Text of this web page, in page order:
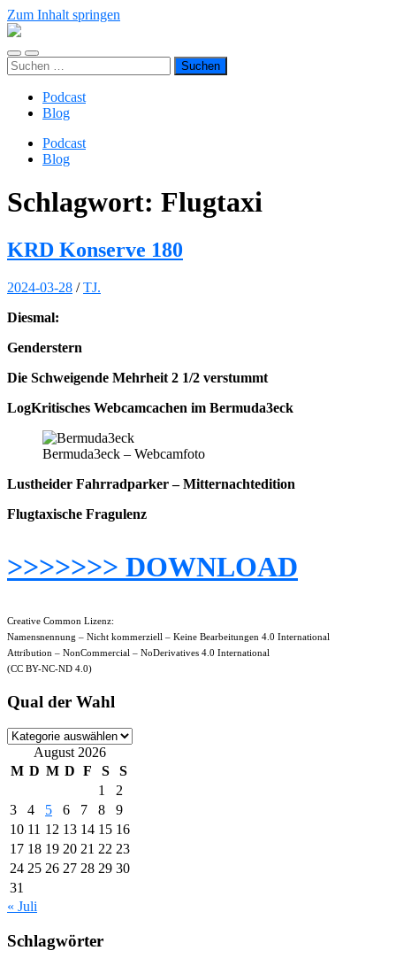
Zum Inhalt springen
TJ.s
Mobile-
Menü
Suchfeld
ein-/ausblenden
Suchen
nach:
Podcast
Blog
Podcast
Blog
Schlagwort: Flugtaxi
KRD Konserve 180
2024-03-28 /TJ.
Diesmal:
Genderstern
Die Schweigende Mehrheit 2 1/2 verstummt
LogKritisches Webcamcachen im Bermuda3eck
Bermuda3eck – Webcamfoto
Lustheider Fahrradparker – Mitternachtedition
Flugtaxische Fragulenz
>>>>>>> DOWNLOAD
Creative Common Lizenz:
Namensnennung – Nicht kommerziell – Keine Bearbeitungen 4.0 International
Attribution – NonCommercial – NoDerivatives 4.0 International
(CC BY-NC-ND 4.0)
Qual der Wahl
Qual
Wahl
August 2026
M D M D F S
S
1
2
3
4 5 6 7 8
9
10 11 12 13 14 15 16
17 18 19 20 21 22 23
24 25 26 27 28 29 30
31
« Juli
Schlagwörter